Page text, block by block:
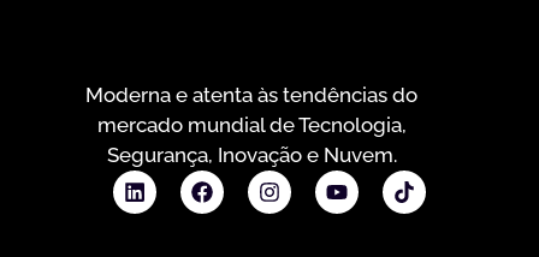
Moderna e atenta às tendências do
mercado mundial de Tecnologia,
Segurança, Inovação e Nuvem.